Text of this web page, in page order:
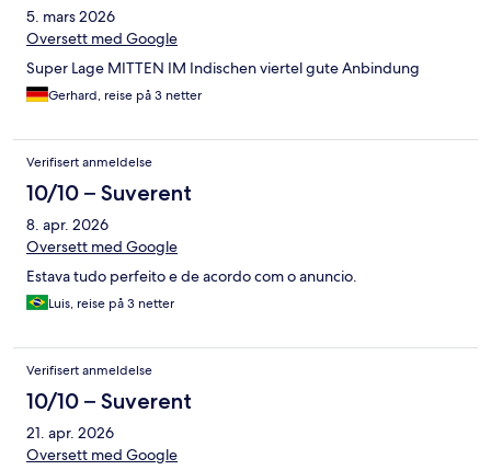
5. mars 2026
Oversett med Google
Super Lage MITTEN IM Indischen viertel gute Anbindung
Gerhard, reise på 3 netter
Verifisert anmeldelse
10/10 – Suverent
8. apr. 2026
Oversett med Google
Estava tudo perfeito e de acordo com o anuncio.
Luis, reise på 3 netter
Verifisert anmeldelse
10/10 – Suverent
21. apr. 2026
Oversett med Google